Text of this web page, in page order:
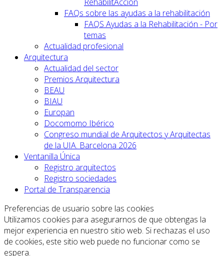
FAQs sobre las ayudas a la rehabilitación
FAQS Ayudas a la Rehabilitación - Por
temas
Actualidad profesional
Arquitectura
Actualidad del sector
Premios Arquitectura
BEAU
BIAU
Europan
Docomomo Ibérico
Congreso mundial de Arquitectos y Arquitectas
de la UIA. Barcelona 2026
Ventanilla Única
Registro arquitectos
Registro sociedades
Portal de Transparencia
Preferencias de usuario sobre las cookies
Utilizamos cookies para asegurarnos de que obtengas la
mejor experiencia en nuestro sitio web. Si rechazas el uso
de cookies, este sitio web puede no funcionar como se
espera.